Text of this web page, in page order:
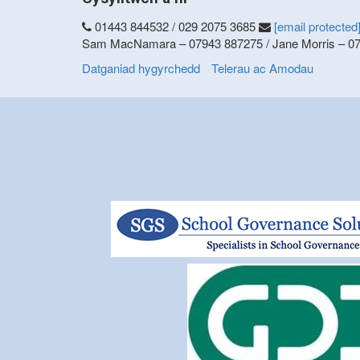
01443 844532 / 029 2075 3685
[email protected]
Sam MacNamara – 07943 887275 / Jane Morris –
Datganiad hygyrchedd
Telerau ac Amodau